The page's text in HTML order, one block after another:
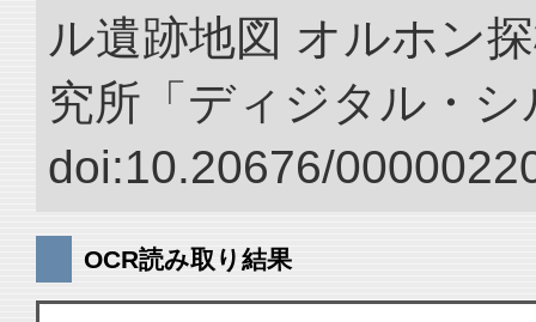
ル遺跡地図 オルホン
究所「ディジタル・
doi:10.20676/
OCR読み取り結果